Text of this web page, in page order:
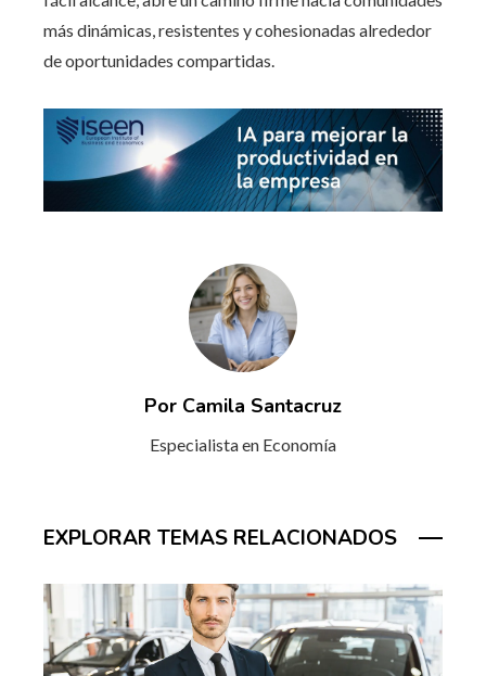
más dinámicas, resistentes y cohesionadas alrededor
de oportunidades compartidas.
Por Camila Santacruz
Especialista en Economía
EXPLORAR TEMAS RELACIONADOS